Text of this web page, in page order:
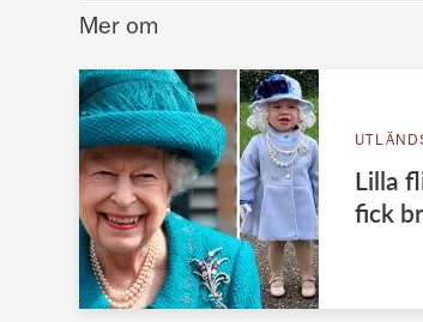
Mer om
Lilla
fick